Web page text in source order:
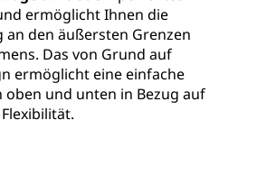
ermöglicht Ihnen die
an den äußersten Grenzen
Das von Grund auf
ermöglicht eine einfache
oben und unten in Bezug auf